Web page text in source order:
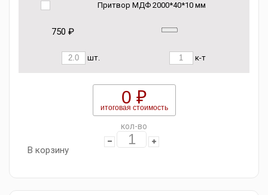
Притвор МДФ 2000*40*10 мм
750 ₽
шт. к-т
0 ₽
итоговая стоимость
кол-во
В корзину